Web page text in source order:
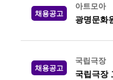
채용공고
아트모아
광명문화
채용공고
국립극장
국립극장